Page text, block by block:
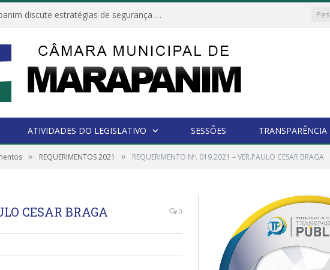
Câmara Municipal de Marapanim discute estratégias de segurança com autoridades e poder executivo
ATIVIDADES DO LEGISLATIVO SESSÕES TRANSPARÊNCIA
» REQUERIMENTOS 2021 » REQUERIMENTO Nº. 019.2021 – VER.PAULO CESAR BRAGA
CESAR BRAGA 0